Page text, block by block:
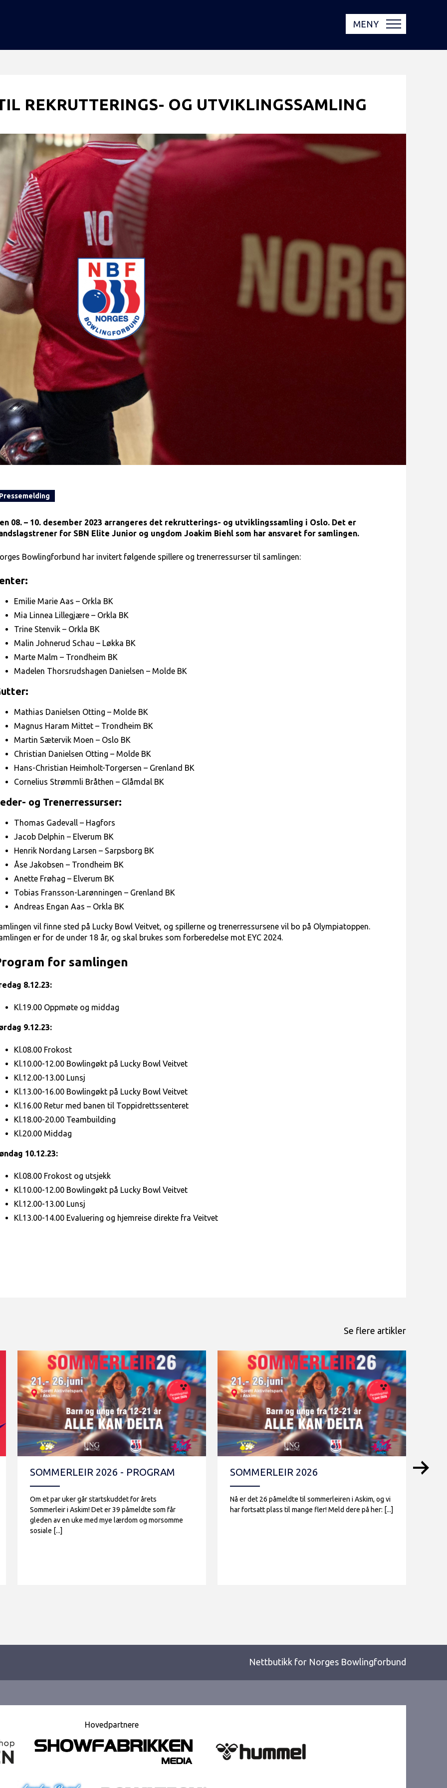
MENY
REKRUTTERINGS- OG UTVIKLINGSSAMLING
08. – 10. desember 2023 arrangeres det rekrutterings- og utviklingssamling i Oslo. Det er
for SBN Elite Junior og ungdom Joakim Biehl som har ansvaret for samlingen.
Bowlingforbund har invitert følgende spillere og trenerressurser til samlingen:
Emilie Marie Aas – Orkla BK
Mia Linnea Lillegjære – Orkla BK
Trine Stenvik – Orkla BK
Malin Johnerud Schau – Løkka BK
Marte Malm – Trondheim BK
Madelen Thorsrudshagen Danielsen – Molde BK
Mathias Danielsen Otting – Molde BK
Magnus Haram Mittet – Trondheim BK
Martin Sætervik Moen – Oslo BK
Christian Danielsen Otting – Molde BK
Hans-Christian Heimholt-Torgersen – Grenland BK
Cornelius Strømmli Bråthen – Glåmdal BK
og Trenerressurser:
Thomas Gadevall – Hagfors
Jacob Delphin – Elverum BK
Henrik Nordang Larsen – Sarpsborg BK
Åse Jakobsen – Trondheim BK
Anette Frøhag – Elverum BK
Tobias Fransson-Larønningen – Grenland BK
Andreas Engan Aas – Orkla BK
vil finne sted på Lucky Bowl Veitvet, og spillerne og trenerressursene vil bo på Olympiatoppen.
er for de under 18 år, og skal brukes som forberedelse mot EYC 2024.
for samlingen
8.12.23:
Kl.19.00 Oppmøte og middag
9.12.23:
Kl.08.00 Frokost
Kl.10.00-12.00 Bowlingøkt på Lucky Bowl Veitvet
Kl.12.00-13.00 Lunsj
Kl.13.00-16.00 Bowlingøkt på Lucky Bowl Veitvet
Kl.16.00 Retur med banen til Toppidrettssenteret
Kl.18.00-20.00 Teambuilding
Kl.20.00 Middag
10.12.23:
Kl.08.00 Frokost og utsjekk
Kl.10.00-12.00 Bowlingøkt på Lucky Bowl Veitvet
Kl.12.00-13.00 Lunsj
Kl.13.00-14.00 Evaluering og hjemreise direkte fra Veitvet
Se flere artikler
SOMMERLEIR 2026 - PROGRAM
Om et par uker går startskuddet for årets
Sommerleir i Askim! Det er 39 påmeldte som får
gleden av en uke med mye lærdom og morsomme
sosiale [...]
SOMMERLEIR 2026
Nå er det 26 påmeldte til sommerleiren i Askim, og vi
har fortsatt plass til mange fler! Meld dere på her: [...]
Nettbutikk for Norges Bowlingforbund
Hovedpartnere